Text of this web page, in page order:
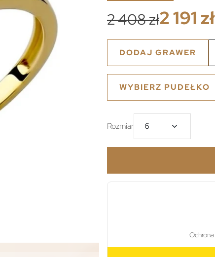
2 408 zł2 191 zł
DODAJ GRAWER
WYBIERZ PUDEŁKO
Rozmiar